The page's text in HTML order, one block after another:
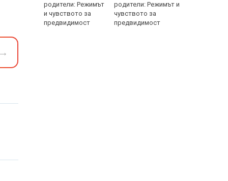
родители: Режимът и
чувството за
предвидимост